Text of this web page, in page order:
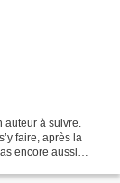
auteur à suivre.
faire, après la
encore aussi